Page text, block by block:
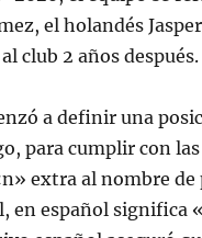
el holandés
club 2 años después.
a definir una
para cumplir con
extra al nombre de
en español significa